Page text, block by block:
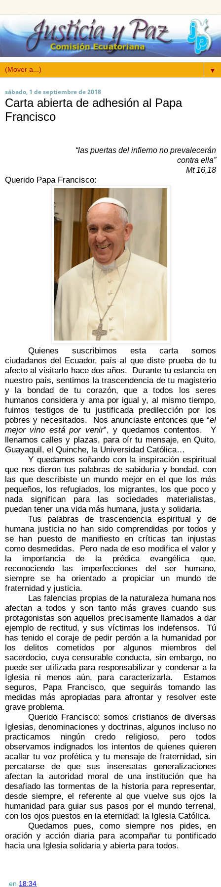
▼
sábado, 1 de septiembre de 2018
Carta abierta de adhesión al Papa
Francisco
“las puertas del infierno no prevalecerán
contra ella”
Mt 16,18
Querido Papa Francisco:
Quienes suscribimos esta carta somos
ciudadanos del Ecuador, país al que diste prueba de tu
afecto al visitarlo hace dos años. Durante tu estancia en
nuestro país, sentimos la trascendencia de tu magisterio
y la bondad de tu corazón, que a todos los seres
humanos considera y ama por igual y, al mismo tiempo,
fuimos testigos de tu justificada predilección por los
pobres y necesitados.
Nos anunciaste entonces que “el
mejor vino está por venir”, y quedamos contentos.
Y
llenamos calles y plazas, para oír tu mensaje, en Quito,
Guayaquil, el Quinche, la Universidad Católica…
Y quedamos soñando con la inspiración espiritual
que nos dieron tus palabras de sabiduría y bondad, con
las que describiste un mundo mejor en el que los más
pequeños, los refugiados, los migrantes, los que poco y
nada significan para las sociedades materialistas,
puedan tener una vida más humana, justa y solidaria.
Tus palabras de trascendencia espiritual y de
humana justicia no han sido comprendidas por todos y
se han puesto de manifiesto en críticas tan injustas
como desmedidas.
Pero nada de eso modifica el valor y
la importancia de la prédica evangélica que,
reconociendo las imperfecciones del ser humano,
siempre se ha orientado a propiciar un mundo de
fraternidad y justicia.
Las falencias propias de la naturaleza humana nos
afectan a todos y son tanto más graves cuando sus
protagonistas son aquellos precisamente llamados a dar
ejemplo de rectitud, y sus víctimas los indefensos.
Tú
has tenido el coraje de pedir perdón a la humanidad por
los delitos cometidos por algunos miembros del
sacerdocio, cuya censurable conducta, sin embargo, no
puede ser utilizada para responsabilizar y condenar a la
Iglesia ni menos aún, para caracterizarla.
Estamos
seguros, Papa Francisco, que seguirás tomando las
medidas más apropiadas para afrontar y resolver este
grave problema.
Querido Francisco: somos cristianos de diversas
Iglesias, denominaciones y doctrinas, algunos incluso no
practicamos ningún credo religioso, pero todos
observamos indignados los intentos de quienes quieren
acallar tu voz profética y tu mensaje de fraternidad, sin
percatarse de que sus insensatas generalizaciones
afectan la autoridad moral de una institución que ha
desafiado las tormentas de la historia para representar,
desde siempre, el referente al que vuelve sus ojos la
humanidad para guiar sus pasos por el mundo terrenal,
con los ojos puestos en la eternidad: la Iglesia Católica.
Quedamos pues, como siempre nos pides, en
oración y acción diaria para acompañar tu pontificado
hacia una Iglesia solidaria y abierta para todos.
en 18:34